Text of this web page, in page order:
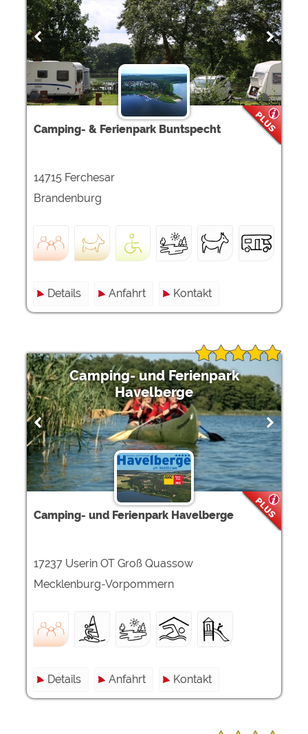
Camping- & Ferienpark Buntspecht
14715 Ferchesar
Brandenburg
Details Anfahrt Kontakt
Camping- und Ferienpark
Havelberge
Camping- und Ferienpark Havelberge
17237 Userin OT Groß Quassow
Mecklenburg-Vorpommern
Details Anfahrt Kontakt